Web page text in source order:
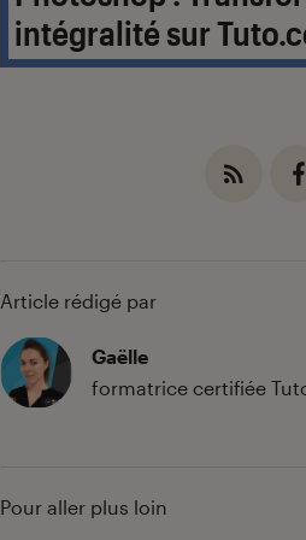
intégralité sur
Article rédigé par
Gaëlle
formatrice certifiée
Pour aller plus loin